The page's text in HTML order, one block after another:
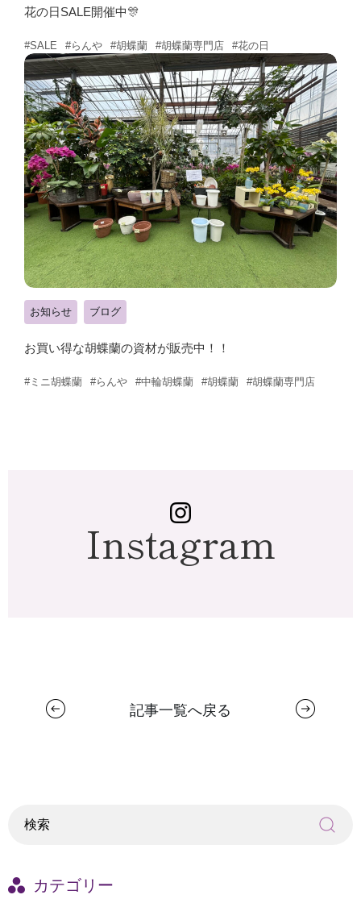
花の日SALE開催中🎊
#SALE #らんや #胡蝶蘭 #胡蝶蘭専門店 #花の日
お知らせ ブログ
お買い得な胡蝶蘭の資材が販売中！！
#ミニ胡蝶蘭 #らんや #中輪胡蝶蘭 #胡蝶蘭 #胡蝶蘭専門店
Instagram
記事一覧へ戻る
カテゴリー